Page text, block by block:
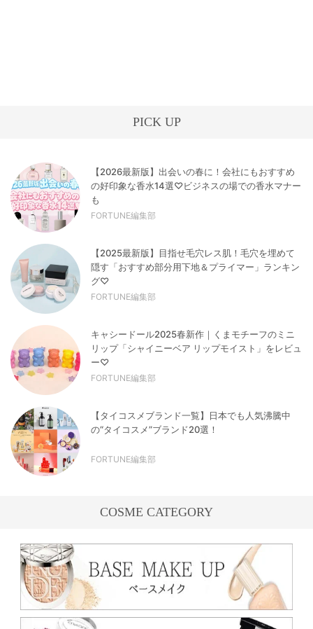
PICK UP
【2026最新版】出会いの春に！会社にもおすすめ
の好印象な香水14選♡ビジネスの場での香水マナー
も
FORTUNE編集部
【2025最新版】目指せ毛穴レス肌！毛穴を埋めて
隠す「おすすめ部分用下地＆プライマー」ランキン
グ♡
FORTUNE編集部
キャシードール2025春新作｜くまモチーフのミニ
リップ「シャイニーベア リップモイスト」をレビュ
ー♡
FORTUNE編集部
【タイコスメブランド一覧】日本でも人気沸騰中
の“タイコスメ”ブランド20選！
FORTUNE編集部
COSME CATEGORY